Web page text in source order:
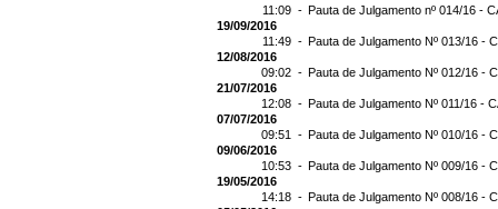
11:09 - Pauta de Julgamento nº 014/16 -
19/09/2016
11:49 - Pauta de Julgamento Nº 013/16 -
12/08/2016
09:02 - Pauta de Julgamento Nº 012/16 -
21/07/2016
12:08 - Pauta de Julgamento Nº 011/16 -
07/07/2016
09:51 - Pauta de Julgamento Nº 010/16 -
09/06/2016
10:53 - Pauta de Julgamento Nº 009/16 -
19/05/2016
14:18 - Pauta de Julgamento Nº 008/16 -